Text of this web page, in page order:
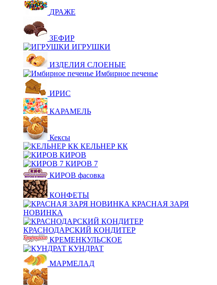
ДРАЖЕ
ЗЕФИР
ИГРУШКИ
ИЗДЕЛИЯ СЛОЕНЫЕ
Имбирное печенье
ИРИС
КАРАМЕЛЬ
Кексы
КЕЛЬНЕР КК
КИРОВ
КИРОВ 7
КИРОВ фасовка
КОНФЕТЫ
КРАСНАЯ ЗАРЯ
НОВИНКА
КРАСНОДАРСКИЙ КОНДИТЕР
КРЕМЕНКУЛЬСКОЕ
КУНДРАТ
МАРМЕЛАД